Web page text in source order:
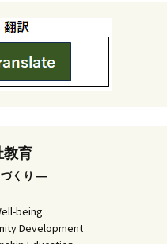
教育
くり ―
being
Development